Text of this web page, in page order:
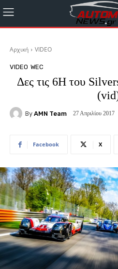
Αρχική VIDEO
VIDEO WEC
Δες τις 6H του
By AMN Team 27 Απριλίου 2017
Facebook X